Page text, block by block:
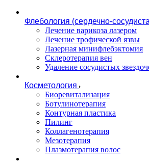
Флебология (сердечно-
Лечение варикоза лазером
Лечение трофической язвы
Лазерная минифлебэктомия
Cклеротерапия вен
Удаление сосудистых
Косметология
Биоревитализация
Ботулинотерапия
Контурная пластика
Пилинг
Коллагенотерапия
Мезотерапия
Плазмотерапия волос